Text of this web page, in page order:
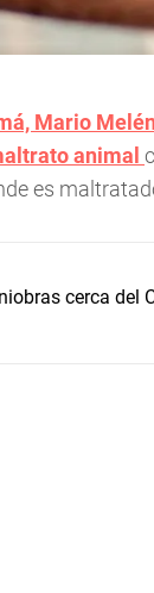
Mario
animal
es
cerca del